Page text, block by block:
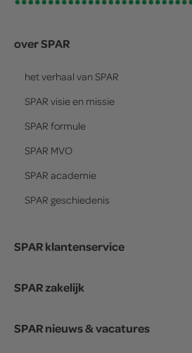
over SPAR
het verhaal van SPAR
SPAR visie en missie
SPAR formule
SPAR MVO
SPAR academie
SPAR geschiedenis
SPAR klantenservice
SPAR zakelijk
SPAR nieuws & vacatures